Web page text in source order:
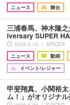
ニュース
舞台
三浦春馬、神木隆
iversary SUPER
2020.6.10 ｜ SPICER
ニュース
動画
イベント/レジャー
甲斐翔真、小関裕
ム！」がオリジナ